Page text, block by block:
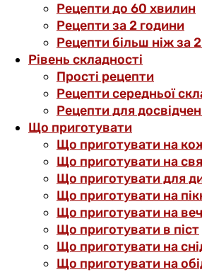
Рецепти до 60 хвилин
Рецепти за 2 години
Рецепти більш ніж за
Рівень складності
Прості рецепти
Рецепти середньої
Рецепти для
Що приготувати
Що приготувати на
Що приготувати на
Що приготувати для
Що приготувати на
Що приготувати на
Що приготувати в піст
Що приготувати на
Що приготувати на